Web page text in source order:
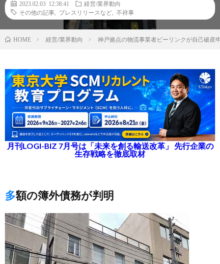
2023.02.03 12:38:41
経営/業界動向
その他の記事
プレスリリースなど 不祥事
HOME 経営/業界動向 神戸拠点の物流事業者ビーリンクが自己破産
月刊LOGI-BIZ 7月号は「未来を創る輸送改革」 先行企業の
生存戦略を徹底取材
多額の簿外債務が判明